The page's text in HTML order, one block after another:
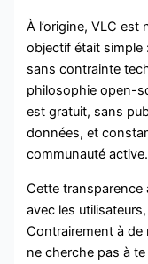
À l’origine, VLC
objectif était simple
sans contrainte
philosophie open-
est gratuit, sans
données, et
communauté active.
Cette transparence
avec les
Contrairement à de
ne cherche pas à